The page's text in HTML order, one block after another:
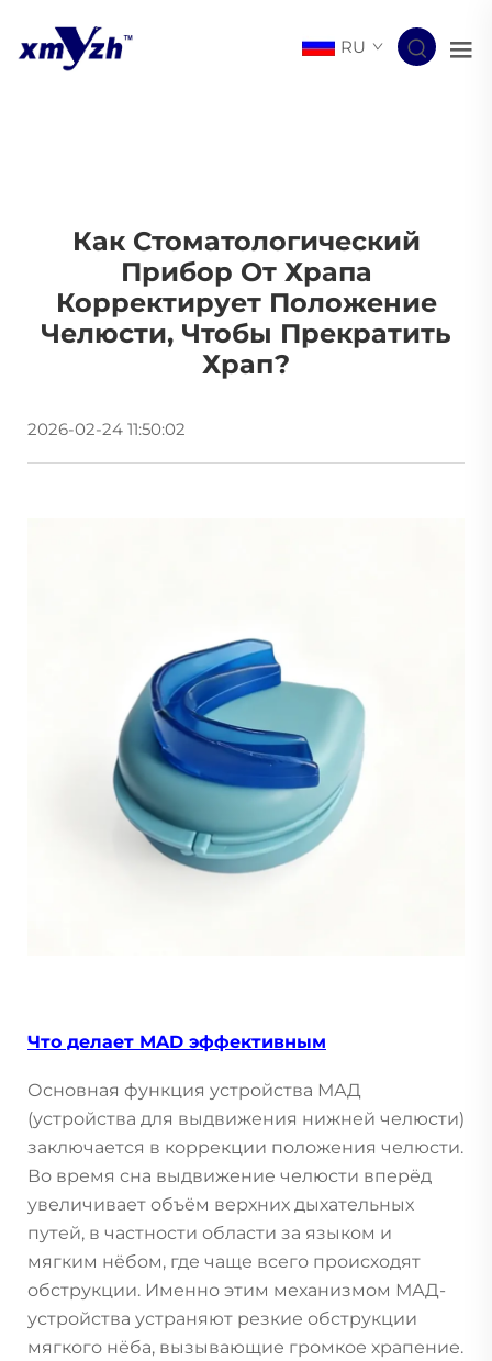
RU
Как Стоматологический
Прибор От Храпа
Корректирует Положение
Челюсти, Чтобы Прекратить
Храп?
2026-02-24 11:50:02
Что делает MAD эффективным
Основная функция устройства МАД
(устройства для выдвижения нижней челюсти)
заключается в коррекции положения челюсти.
Во время сна выдвижение челюсти вперёд
увеличивает объём верхних дыхательных
путей, в частности области за языком и
мягким нёбом, где чаще всего происходят
обструкции. Именно этим механизмом МАД-
устройства устраняют резкие обструкции
мягкого нёба, вызывающие громкое храпение.